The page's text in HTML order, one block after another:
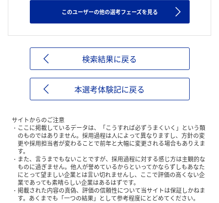
このユーザーの他の選考フェーズを見る
検索結果に戻る
本選考体験記に戻る
サイトからのご注意
ここに掲載しているデータは、「こうすれば必ずうまくいく」という類
のものではありません。採用過程は人によって異なりますし、方針の変
更や採用担当者が変わることで前年と大幅に変更される場合もありえま
す。
また、言うまでもないことですが、採用過程に対する感じ方は主観的な
ものに過ぎません。他人が誉めているからといってかならずしもあなた
にとって望ましい企業とは言い切れませんし、ここで評価の高くない企
業であっても素晴らしい企業はあるはずです。
掲載された内容の真偽、評価の信頼性について当サイトは保証しかねま
す。あくまでも「一つの結果」として参考程度にとどめてください。